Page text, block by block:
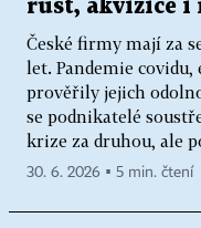
růst, akvizice i
České firmy mají za
let. Pandemie
prověřily jejich
se podnikatelé
krize za druhou, ale
30. 6. 2026 ▪ 5 min. čtení